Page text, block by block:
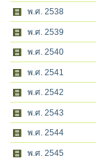
พ.ศ. 2538
พ.ศ. 2539
พ.ศ. 2540
พ.ศ. 2541
พ.ศ. 2542
พ.ศ. 2543
พ.ศ. 2544
พ.ศ. 2545